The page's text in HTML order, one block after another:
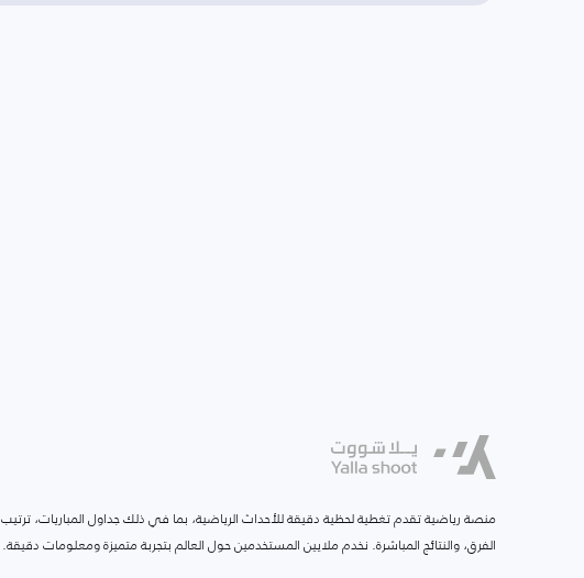
منصة رياضية تقدم تغطية لحظية دقيقة للأحداث الرياضية، بما في ذلك جداول المباريات، ترتيب
الفرق، والنتائج المباشرة. نخدم ملايين المستخدمين حول العالم بتجربة متميزة ومعلومات دقيقة.